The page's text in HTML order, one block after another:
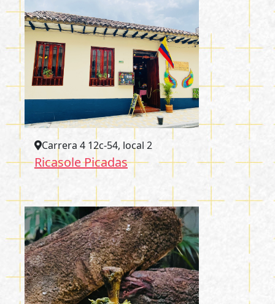
Carrera 4 12c-54, local 2
Ricasole Picadas